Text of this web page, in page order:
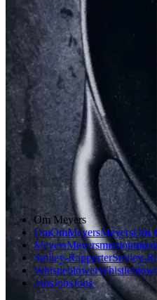
Dansk mad
Vintermad
Aftensmad
Om Meyers
OmOmMeyersMeyersOm
MeyersMeyersmission
Smiley-RapporterSmiley-
Whistleblower
JobsJobsJobs